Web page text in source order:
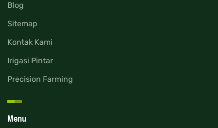
Blog
Sitemap
Kontak Kami
Irigasi Pintar
Precision Farming
Menu